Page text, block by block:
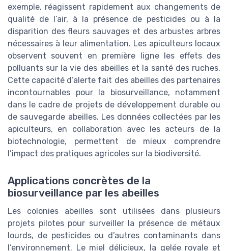
exemple, réagissent rapidement aux changements de
qualité de l’air, à la présence de pesticides ou à la
disparition des fleurs sauvages et des arbustes arbres
nécessaires à leur alimentation. Les apiculteurs locaux
observent souvent en première ligne les effets des
polluants sur la vie des abeilles et la santé des ruches.
Cette capacité d’alerte fait des abeilles des partenaires
incontournables pour la biosurveillance, notamment
dans le cadre de projets de développement durable ou
de sauvegarde abeilles. Les données collectées par les
apiculteurs, en collaboration avec les acteurs de la
biotechnologie, permettent de mieux comprendre
l’impact des pratiques agricoles sur la biodiversité.
Applications concrètes de la
biosurveillance par les abeilles
Les colonies abeilles sont utilisées dans plusieurs
projets pilotes pour surveiller la présence de métaux
lourds, de pesticides ou d’autres contaminants dans
l’environnement. Le miel délicieux, la gelée royale et